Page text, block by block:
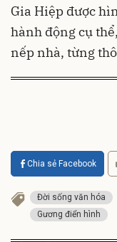
Gia Hiệp được
hành động cụ
nếp nhà, từng
Chia sẻ Facebook
Đời sống văn hóa
Gương điển hình